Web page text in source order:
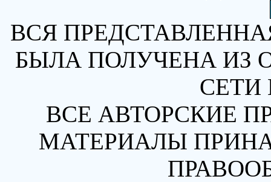
ВСЯ
БЫЛА ПОЛУЧЕНА ИЗ
СЕТИ
ВСЕ АВТОРСКИЕ
МАТЕРИАЛЫ